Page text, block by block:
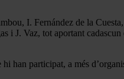
I. Fernández de la
Vaz, tot aportant
han participat, a més